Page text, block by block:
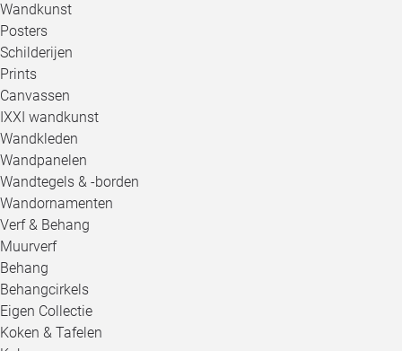
Wandkunst
Posters
Schilderijen
Prints
Canvassen
IXXI wandkunst
Wandkleden
Wandpanelen
Wandtegels & -borden
Wandornamenten
Verf & Behang
Muurverf
Behang
Behangcirkels
Eigen Collectie
Koken & Tafelen